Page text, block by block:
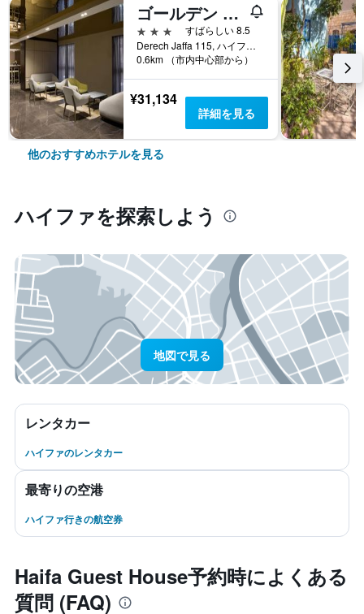
ゴールデン クラウン ハイファ
3つ星
すばらしい 8.5
Derech Jaffa 115, ハイファ, ハイファ地区, イスラエル
0.6km （市内中心部から）
¥31,134
詳細を見る
他のおすすめホテルを見る
ハイファ​を探索しよう
地図で見る
レンタカー
ハイファのレンタカー
最寄りの空港
ハイファ行きの航空券
Haifa Guest House予約時によくある
質問 (FAQ)